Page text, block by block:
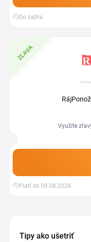
Do zajtra
ZĽAVA
Využite
Platí do 09.08.2026
Tipy ako ušetriť